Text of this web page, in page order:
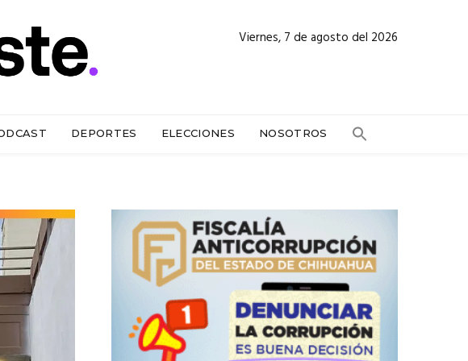
Viernes, 7 de agosto del 2026
DEPORTES ELECCIONES NOSOTROS